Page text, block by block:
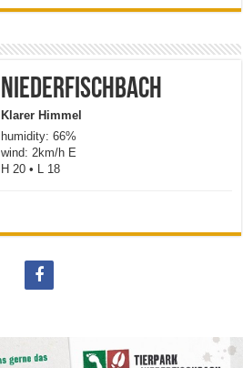
Niederfischbach
Klarer Himmel
humidity: 66%
wind: 2km/h E
H 20 • L 18